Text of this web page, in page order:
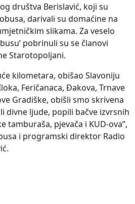
društva Berislavić, koji su
darivali su domaćine na
slikama. Za veselo
pobrinuli su se članovi
Starotopoljani.
kilometara, obišao Slavoniju
Feričanaca, Đakova, Trnave
Gradiške, obišli smo skrivena
divne ljude, popili bačve izvrsnih
tamburaša, pjevača i KUD-ova”,
i programski direktor Radio